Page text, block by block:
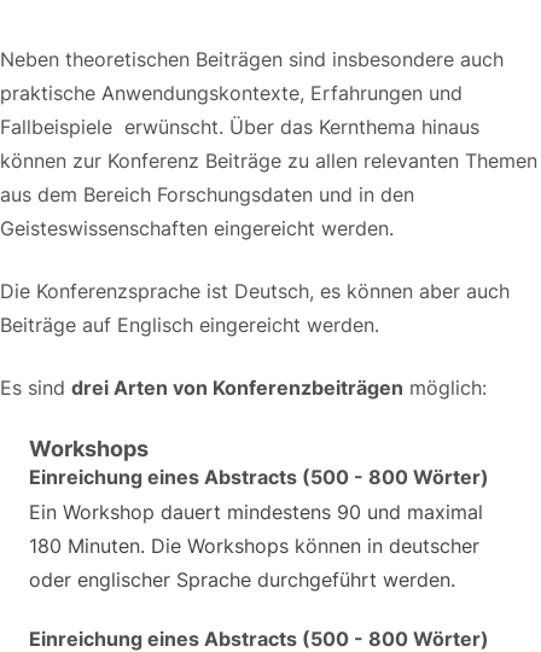
Neben theoretischen Beiträgen sind insbesondere auch
praktische Anwendungskontexte, Erfahrungen und
Fallbeispiele erwünscht. Über das Kernthema hinaus
können zur Konferenz Beiträge zu allen relevanten Themen
aus dem Bereich Forschungsdaten und in den
Geisteswissenschaften eingereicht werden.
Die Konferenzsprache ist Deutsch, es können aber auch
Beiträge auf Englisch eingereicht werden.
Es sind drei Arten von Konferenzbeiträgen möglich:
Workshops
Einreichung eines Abstracts (500 - 800 Wörter)
Ein Workshop dauert mindestens 90 und maximal
180 Minuten. Die Workshops können in deutscher
oder englischer Sprache durchgeführt werden.
Einreichung eines Abstracts (500 - 800 Wörter)